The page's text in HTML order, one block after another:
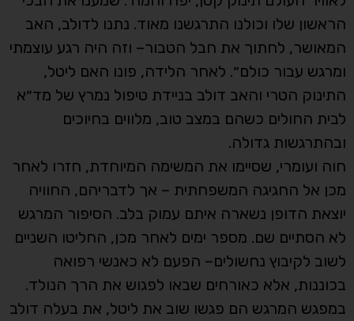
הראשון שלו וכולנו התרגשנו מאוד. נתנו לדולב, האב
המאושר, לחתוך את חבל הטבור– וזה היה רגע עוצמתי
ומרגש עבור כולם״. לאחר הלידה, פונו האם ליטל,
התינוק הטרי והאב דולב בניידת טיפול נמרץ של מד״א
לבית החולים כשהם במצב טוב, מלווים בחיוכים
ובהתרגשות גדולה.
חוה ועומרי, שסיימו את המשימה המיוחדת, חזרו לאחר
מכן אל החגיגה המשפחתית – אך לדבריהם, החוויה
יוצאת הדופן נשארה איתם עמוק בלב. הסיפור המרגש
לא הסתיים שם. מספר ימים לאחר מכן, החליטו השניים
לשוב לקיבוץ נחשולים– הפעם לא כאנשי רפואה
בכוננות, אלא כאורחים שבאו לפגוש את הרך הנולד.
במפגש המרגש הם פגשו שוב את ליטל, את בעלה דולב